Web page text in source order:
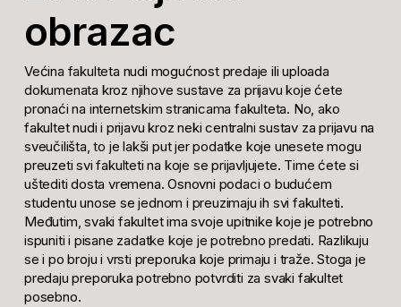
obrazac
Većina fakulteta nudi mogućnost predaje iliuploada
dokumenata kroz njihove sustave za prijavu koje ćete
pronaći na internetskim stranicama fakulteta. No, ako
fakultet nudi i prijavu kroz neki centralni sustav za prijavu na
sveučilišta, to je lakši put jer podatke koje unesete mogu
preuzeti svi fakulteti na koje se prijavljujete. Time ćete si
uštediti dosta vremena. Osnovni podaci o budućem
studentu unose se jednom i preuzimaju ih svi fakulteti.
Međutim, svaki fakultet ima svoje upitnike koje je potrebno
ispuniti i pisane zadatke koje je potrebno predati. Razlikuju
se i po broju i vrsti preporuka koje primaju i traže. Stoga je
predaju preporuka potrebno potvrditi za svaki fakultet
posebno.